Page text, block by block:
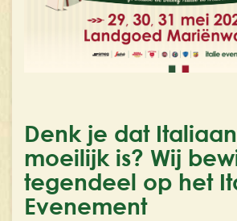
Denk je dat
moeilijk is? Wij
tegendeel op het
Evenement